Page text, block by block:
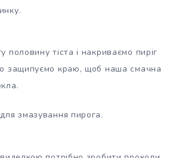
половину тіста і накриваємо пиріг
защипуємо краю, щоб наша смачна
змазування пирога.